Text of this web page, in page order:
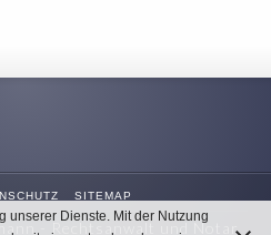
SITEMAP
- Rechtsanwalt und Notar
unserer Dienste. Mit der Nutzung